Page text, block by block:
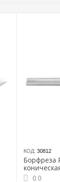
КОД: 30812
Борфреза
12.00.0